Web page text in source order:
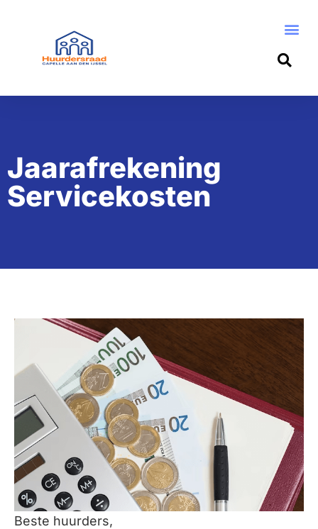
Jaarafrekening
Servicekosten
Beste huurders,